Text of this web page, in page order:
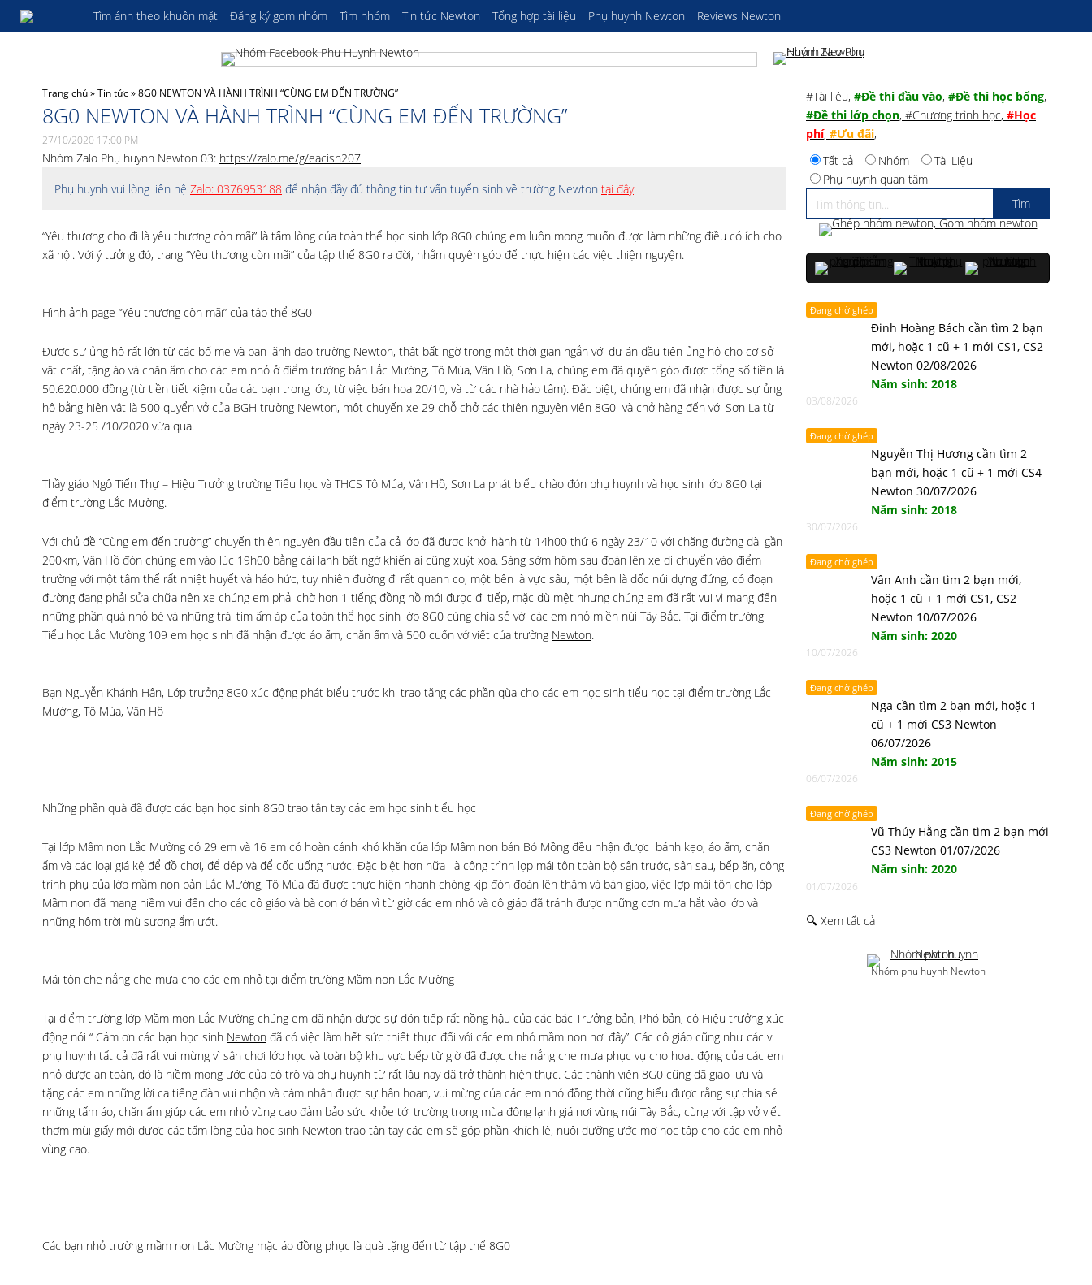
Tìm ảnh theo khuôn mặt Đăng ký gom nhóm Tìm nhóm Tin tức Newton Tổng hợp tài liệu Phụ huynh Newton Reviews Newton
Trang chủ»Tin tức»8G0 NEWTON VÀ HÀNH TRÌNH “CÙNG EM ĐẾN TRƯỜNG”
8G0 NEWTON VÀ HÀNH TRÌNH “CÙNG EM ĐẾN TRƯỜNG”
27/10/2020 17:00 PM
Nhóm Zalo Phụ huynh Newton 03: https://zalo.me/g/eacish207
Phụ huynh vui lòng liên hệ Zalo: 0376953188 để nhận đầy đủ thông tin tư vấn tuyển sinh về trường Newton tại đây
“Yêu thương cho đi là yêu thương còn mãi” là tấm lòng của toàn thể học sinh lớp 8G0 chúng em luôn mong muốn được làm những điều có ích cho
xã hội. Với ý tưởng đó, trang “Yêu thương còn mãi” của tập thể 8G0 ra đời, nhằm quyên góp để thực hiện các việc thiện nguyện.
Hình ảnh page “Yêu thương còn mãi” của tập thể 8G0
Được sự ủng hộ rất lớn từ các bố mẹ và ban lãnh đạo trường Newton, thật bất ngờ trong một thời gian ngắn với dự án đầu tiên ủng hộ cho cơ sở
vật chất, tặng áo và chăn ấm cho các em nhỏ ở điểm trường bản Lắc Mường, Tô Múa, Vân Hồ, Sơn La, chúng em đã quyên góp được tổng số tiền là
50.620.000 đồng (từ tiền tiết kiệm của các bạn trong lớp, từ việc bán hoa 20/10, và từ các nhà hảo tâm). Đặc biệt, chúng em đã nhận được sự ủng
hộ bằng hiện vật là 500 quyển vở của BGH trường Newton, một chuyến xe 29 chỗ chở các thiện nguyện viên 8G0 và chở hàng đến với Sơn La từ
ngày 23-25 /10/2020 vừa qua.
Thầy giáo Ngô Tiến Thự – Hiệu Trưởng trường Tiểu học và THCS Tô Múa, Vân Hồ, Sơn La phát biểu chào đón phụ huynh và học sinh lớp 8G0 tại
điểm trường Lắc Mường.
Với chủ đề “Cùng em đến trường” chuyến thiện nguyện đầu tiên của cả lớp đã được khởi hành từ 14h00 thứ 6 ngày 23/10 với chặng đường dài gần
200km, Vân Hồ đón chúng em vào lúc 19h00 bằng cái lạnh bất ngờ khiến ai cũng xuýt xoa. Sáng sớm hôm sau đoàn lên xe di chuyển vào điểm
trường với một tâm thế rất nhiệt huyết và háo hức, tuy nhiên đường đi rất quanh co, một bên là vực sâu, một bên là dốc núi dựng đứng, có đoạn
đường đang phải sửa chữa nên xe chúng em phải chờ hơn 1 tiếng đồng hồ mới được đi tiếp, mặc dù mệt nhưng chúng em đã rất vui vì mang đến
những phần quà nhỏ bé và những trái tim ấm áp của toàn thể học sinh lớp 8G0 cùng chia sẻ với các em nhỏ miền núi Tây Bắc. Tại điểm trường
Tiểu học Lắc Mường 109 em học sinh đã nhận được áo ấm, chăn ấm và 500 cuốn vở viết của trường Newton.
Bạn Nguyễn Khánh Hân, Lớp trưởng 8G0 xúc động phát biểu trước khi trao tặng các phần qùa cho các em học sinh tiểu học tại điểm trường Lắc
Mường, Tô Múa, Vân Hồ
Những phần quà đã được các bạn học sinh 8G0 trao tận tay các em học sinh tiểu học
Tại lớp Mầm non Lắc Mường có 29 em và 16 em có hoàn cảnh khó khăn của lớp Mầm non bản Bó Mồng đều nhận được bánh kẹo, áo ấm, chăn
ấm và các loại giá kệ để đồ chơi, để dép và để cốc uống nước. Đặc biệt hơn nữa là công trình lợp mái tôn toàn bộ sân trước, sân sau, bếp ăn, công
trình phụ của lớp mầm non bản Lắc Mường, Tô Múa đã được thực hiện nhanh chóng kịp đón đoàn lên thăm và bàn giao, việc lợp mái tôn cho lớp
Mầm non đã mang niềm vui đến cho các cô giáo và bà con ở bản vì từ giờ các em nhỏ và cô giáo đã tránh được những cơn mưa hắt vào lớp và
những hôm trời mù sương ẩm ướt.
Mái tôn che nắng che mưa cho các em nhỏ tại điểm trường Mầm non Lắc Mường
Tại điểm trường lớp Mầm mon Lắc Mường chúng em đã nhận được sự đón tiếp rất nồng hậu của các bác Trưởng bản, Phó bản, cô Hiệu trưởng xúc
động nói “ Cảm ơn các bạn học sinh Newton đã có việc làm hết sức thiết thực đối với các em nhỏ mầm non nơi đây”. Các cô giáo cũng như các vị
phụ huynh tất cả đã rất vui mừng vì sân chơi lớp học và toàn bộ khu vực bếp từ giờ đã được che nắng che mưa phục vụ cho hoạt động của các em
nhỏ được an toàn, đó là niềm mong ước của cô trò và phụ huynh từ rất lâu nay đã trở thành hiện thực. Các thành viên 8G0 cũng đã giao lưu và
tặng các em những lời ca tiếng đàn vui nhộn và cảm nhận được sự hân hoan, vui mừng của các em nhỏ đồng thời cũng hiểu được rằng sự chia sẻ
những tấm áo, chăn ấm giúp các em nhỏ vùng cao đảm bảo sức khỏe tới trường trong mùa đông lạnh giá nơi vùng núi Tây Bắc, cùng với tập vở viết
thơm mùi giấy mới được các tấm lòng của học sinh Newton trao tận tay các em sẽ góp phần khích lệ, nuôi dưỡng ước mơ học tập cho các em nhỏ
vùng cao.
Các bạn nhỏ trường mầm non Lắc Mường mặc áo đồng phục là quà tặng đến từ tập thể 8G0
#Tài liệu, #Đề thi đầu vào, #Đề thi học bổng,
#Đề thi lớp chọn, #Chương trình học, #Học
phí, #Ưu đãi,
Tất cả
Nhóm
Tài Liệu
Phụ huynh quan tâm
Đang chờ ghép
Đinh Hoàng Bách cần tìm 2 bạn
mới, hoặc 1 cũ + 1 mới CS1, CS2
Newton 02/08/2026
Năm sinh: 2018
03/08/2026
Đang chờ ghép
Nguyễn Thị Hương cần tìm 2
bạn mới, hoặc 1 cũ + 1 mới CS4
Newton 30/07/2026
Năm sinh: 2018
30/07/2026
Đang chờ ghép
Vân Anh cần tìm 2 bạn mới,
hoặc 1 cũ + 1 mới CS1, CS2
Newton 10/07/2026
Năm sinh: 2020
10/07/2026
Đang chờ ghép
Nga cần tìm 2 bạn mới, hoặc 1
cũ + 1 mới CS3 Newton
06/07/2026
Năm sinh: 2015
06/07/2026
Đang chờ ghép
Vũ Thúy Hằng cần tìm 2 bạn mới
CS3 Newton 01/07/2026
Năm sinh: 2020
01/07/2026
🔍 Xem tất cả
Nhóm phụ huynh Newton